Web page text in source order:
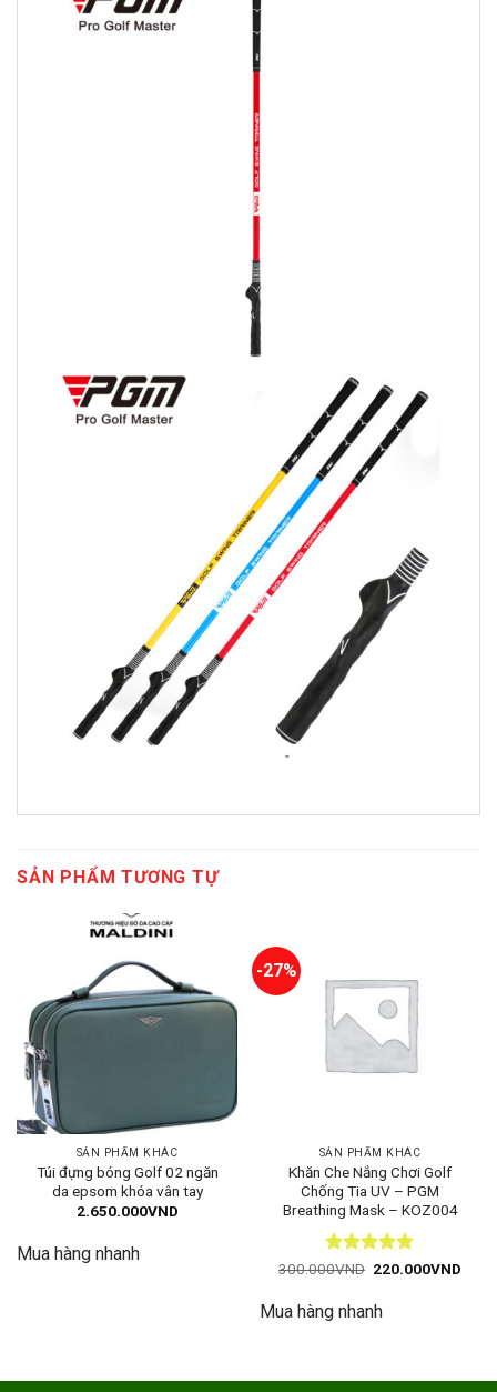
SẢN PHẨM TƯƠNG TỰ
SẢN PHẨM KHÁC
Túi đựng bóng Golf 02 ngăn
da epsom khóa vân tay
2.650.000VND
Mua hàng nhanh
-27%
SẢN PHẨM KHÁC
Khăn Che Nắng Chơi Golf
Chống Tia UV – PGM
Breathing Mask – KOZ004
Được xếp
sao
300.000VND Giá
300.000VND.
220.000VND
Mua hàng nhanh